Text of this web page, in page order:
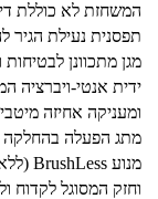
המשחזת לא כוללת
תפסנית נעילת הגיר
מגן מתכוונן
ידית אנטי-
ומעניקה אחיזה
מתג הפעלה בהחלקה
מנוע BrushLess (ללא פחמים) ומאפשר כוח עבודה מתפרץ
וחזק המסוגל לקדוח